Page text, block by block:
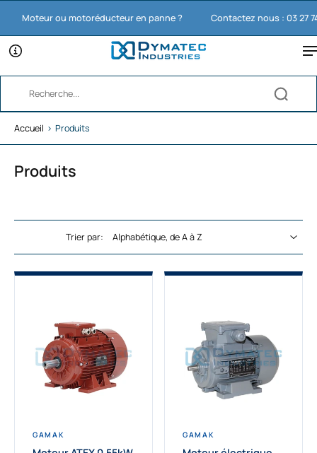
Moteur ou motoréducteur en panne ? Contactez nous : 03 27 74 11
Accueil › Produits
Produits
Trier par:
GAMAK GAMAK